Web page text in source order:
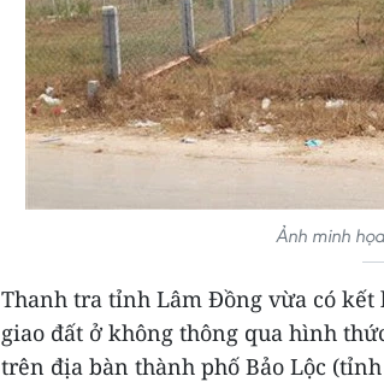
Ảnh minh
Thanh tra tỉnh Lâm Đồng vừa có
giao đất ở không thông qua hình
trên địa bàn thành phố Bảo Lộc